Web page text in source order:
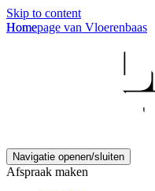
Skip to content
Homepage van Vloerenbaas
Navigatie openen/sluiten
Afspraak maken
Home